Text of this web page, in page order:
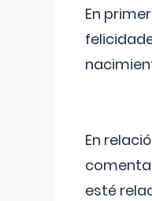
En
En
esté